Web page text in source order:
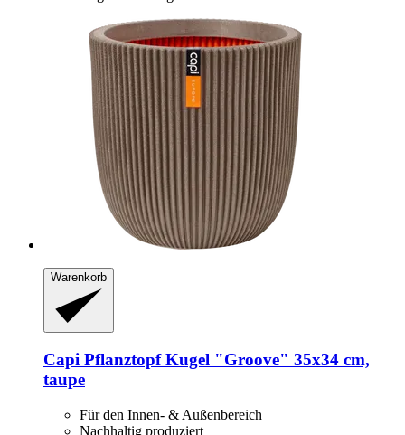
Warenkorb
Capi Pflanztopf Kugel "Groove" 35x34 cm,
taupe
Für den Innen- & Außenbereich
Nachhaltig produziert